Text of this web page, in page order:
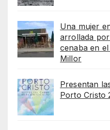
Una mujer
arrollada
cenaba en el
Millor
Presentan
Porto Cristo